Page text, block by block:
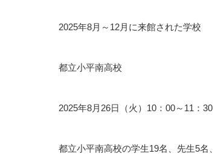
2025年8月～12月に来館された学校
都立小平南高校
2025年8月26日（火）10：00～11：30
都立小平南高校の学生19名、先生5名